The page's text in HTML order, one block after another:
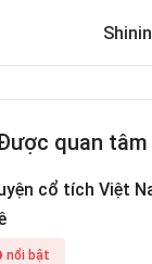
quan tâm
cổ tích Việt
nổi bật